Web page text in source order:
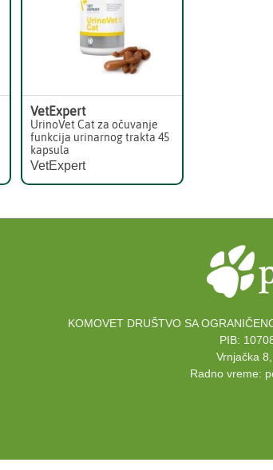
VetExpert
UrinoVet Cat za očuvanje
funkcija urinarnog trakta 45
kapsula
VetExpert
KOMOVET DRUŠTVO SA
PIB:
Vrnjačka
Radno vreme: